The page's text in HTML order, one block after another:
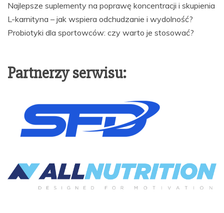
Najlepsze suplementy na poprawę koncentracji i skupienia
L-karnityna – jak wspiera odchudzanie i wydolność?
Probiotyki dla sportowców: czy warto je stosować?
Partnerzy serwisu: